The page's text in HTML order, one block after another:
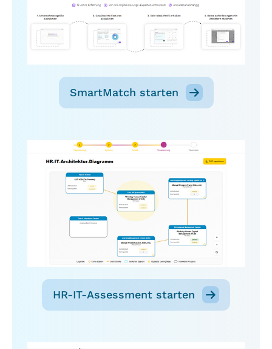
SmartMatch starten
HR-IT-Assessment starten